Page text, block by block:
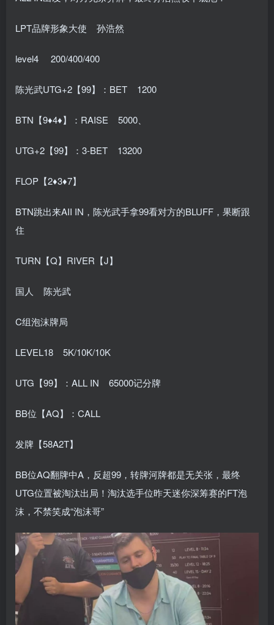
LPT品牌形象大使 孙浩然
level4 200/400/400
陈光武UTG+2【99】：BET 1200
BTN【9♦4♦】：RAISE 5000、
UTG+2【99】：3-BET 13200
FLOP【2♦3♦7】
BTN跳出来AII IN，陈光武手拿99看对方的BLUFF，果断跟
住
TURN【Q】RIVER【J】
国人 陈光武
C组泡沫牌局
LEVEL18 5K/10K/10K
UTG【99】：ALL IN 65000记分牌
BB位【AQ】：CALL
发牌【58A2T】
BB位AQ翻牌中A，反超99，转牌河牌都是无关张，最终
UTG位置被淘汰出局！淘汰选手位昨天迷你深筹赛的FT泡
沫，不禁笑成“泡沫哥”